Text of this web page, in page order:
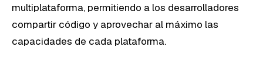
multiplataforma, permitiendo a los desarrolladores
compartir código y aprovechar al máximo las
capacidades de cada plataforma.